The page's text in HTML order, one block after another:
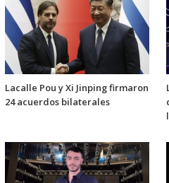
Lacalle Pou y Xi Jinping firmaron
24 acuerdos bilaterales